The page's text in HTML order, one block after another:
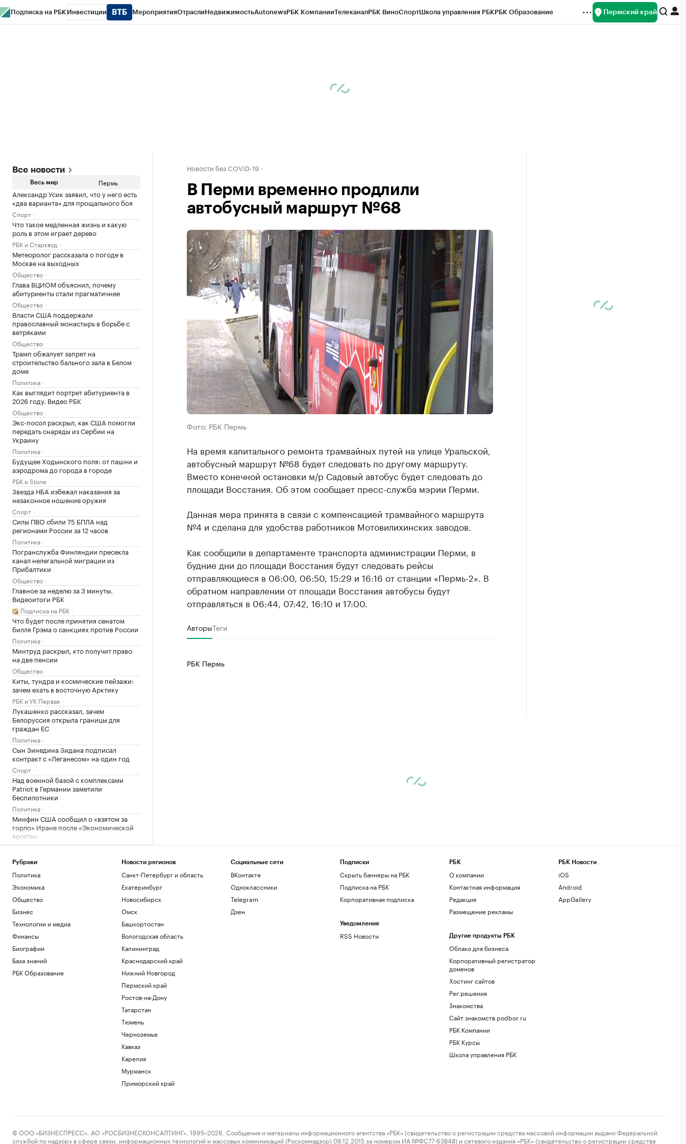
Подписка на РБК Инвестиции МероприятияОтраслиНедвижимостьAutonewsРБК КомпанииТелеканалРБК ВиноСпортШкола управления РБКРБК Образование Пермский край
Все новости
Весь мир Пермь
Александр Усик заявил, что у него есть
«два варианта» для прощального боя
Спорт
Что такое медленная жизнь и какую
роль в этом играет дерево
РБК и Старквуд
Метеоролог рассказала о погоде в
Москве на выходных
Общество
Глава ВЦИОМ объяснил, почему
абитуриенты стали прагматичнее
Общество
Власти США поддержали
православный монастырь в борьбе с
ветряками
Общество
Трамп обжалует запрет на
строительство бального зала в Белом
доме
Политика
Как выглядит портрет абитуриента в
2026 году. Видео РБК
Общество
Экс-посол раскрыл, как США помогли
передать снаряды из Сербии на
Украину
Политика
Будущее Ходынского поля: от пашни и
аэродрома до города в городе
РБК и Stone
Звезда НБА избежал наказания за
незаконное ношение оружия
Спорт
Силы ПВО сбили 75 БПЛА над
регионами России за 12 часов
Политика
Погранслужба Финляндии пресекла
канал нелегальной миграции из
Прибалтики
Общество
Главное за неделю за 3 минуты.
Видеоитоги РБК
Подписка на РБК
Что будет после принятия сенатом
билля Грэма о санкциях против России
Политика
Минтруд раскрыл, кто получит право
на две пенсии
Общество
Киты, тундра и космические пейзажи:
зачем ехать в восточную Арктику
РБК и УК Первая
Лукашенко рассказал, зачем
Белоруссия открыла границы для
граждан ЕС
Политика
Сын Зинедина Зидана подписал
контракт с «Леганесом» на один год
Спорт
Над военной базой с комплексами
Patriot в Германии заметили
беспилотники
Политика
Минфин США сообщил о «взятом за
горло» Иране после «Экономической
ярости»
Политика
Новости без COVID-19
В Перми временно продлили
автобусный маршрут №68
Фото: РБК Пермь
На время капитального ремонта трамвайных путей на улице Уральской,
автобусный маршрут №68 будет следовать по другому маршруту.
Вместо конечной остановки м/р Садовый автобус будет следовать до
площади Восстания. Об этом сообщает пресс-служба мэрии Перми.
Данная мера принята в связи с компенсацией трамвайного маршрута
№4 и сделана для удобства работников Мотовилихинских заводов.
Как сообщили в департаменте транспорта администрации Перми, в
будние дни до площади Восстания будут следовать рейсы
отправляющиеся в 06:00, 06:50, 15:29 и 16:16 от станции «Пермь-2». В
обратном направлении от площади Восстания автобусы будут
отправляться в 06:44, 07:42, 16:10 и 17:00.
АвторыТеги
РБК Пермь
Рубрики
Политика
Экономика
Общество
Бизнес
Технологии и медиа
Финансы
Биографии
База знаний
РБК Образование
Новости регионов
Санкт-Петербург и область
Екатеринбург
Новосибирск
Омск
Башкортостан
Вологодская область
Калининград
Краснодарский край
Нижний Новгород
Пермский край
Ростов-на-Дону
Татарстан
Тюмень
Черноземье
Кавказ
Карелия
Мурманск
Приморский край
Социальные сети
ВКонтакте
Одноклассники
Telegram
Дзен
Подписки
Скрыть баннеры на РБК
Подписка на РБК
Корпоративная подписка
Уведомления
RSS Новости
РБК
О компании
Контактная информация
Редакция
Размещение рекламы
Другие продукты РБК
Облако для бизнеса
Корпоративный регистратор
доменов
Хостинг сайтов
Рег.решения
Знакомства
Сайт знакомств podbor.ru
РБК Компании
РБК Курсы
Школа управления РБК
РБК Новости
iOS
Android
AppGallery
© ООО «БИЗНЕСПРЕСС», АО «РОСБИЗНЕСКОНСАЛТИНГ», 1995–2026. Сообщения и материалы информационного агентства «РБК» (свидетельство о регистрации средства массовой информации выдано Федеральной
службой по надзору в сфере связи, информационных технологий и массовых коммуникаций (Роскомнадзор) 09.12.2015 за номером ИА №ФС77-63848) и сетевого издания «РБК» (свидетельство о регистрации средства